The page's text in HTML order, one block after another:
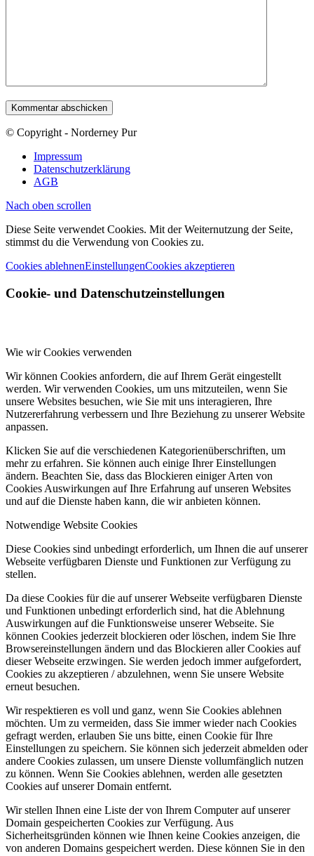
© Copyright - Norderney Pur
Impressum
Datenschutzerklärung
AGB
Nach oben scrollen
Diese Seite verwendet Cookies. Mit der Weiternutzung der Seite,
stimmst du die Verwendung von Cookies zu.
Cookies ablehnenEinstellungenCookies akzeptieren
Cookie- und Datenschutzeinstellungen
Wie wir Cookies verwenden
Wir können Cookies anfordern, die auf Ihrem Gerät eingestellt
werden. Wir verwenden Cookies, um uns mitzuteilen, wenn Sie
unsere Websites besuchen, wie Sie mit uns interagieren, Ihre
Nutzererfahrung verbessern und Ihre Beziehung zu unserer Website
anpassen.
Klicken Sie auf die verschiedenen Kategorienüberschriften, um
mehr zu erfahren. Sie können auch einige Ihrer Einstellungen
ändern. Beachten Sie, dass das Blockieren einiger Arten von
Cookies Auswirkungen auf Ihre Erfahrung auf unseren Websites
und auf die Dienste haben kann, die wir anbieten können.
Notwendige Website Cookies
Diese Cookies sind unbedingt erforderlich, um Ihnen die auf unserer
Webseite verfügbaren Dienste und Funktionen zur Verfügung zu
stellen.
Da diese Cookies für die auf unserer Webseite verfügbaren Dienste
und Funktionen unbedingt erforderlich sind, hat die Ablehnung
Auswirkungen auf die Funktionsweise unserer Webseite. Sie
können Cookies jederzeit blockieren oder löschen, indem Sie Ihre
Browsereinstellungen ändern und das Blockieren aller Cookies auf
dieser Webseite erzwingen. Sie werden jedoch immer aufgefordert,
Cookies zu akzeptieren / abzulehnen, wenn Sie unsere Website
erneut besuchen.
Wir respektieren es voll und ganz, wenn Sie Cookies ablehnen
möchten. Um zu vermeiden, dass Sie immer wieder nach Cookies
gefragt werden, erlauben Sie uns bitte, einen Cookie für Ihre
Einstellungen zu speichern. Sie können sich jederzeit abmelden oder
andere Cookies zulassen, um unsere Dienste vollumfänglich nutzen
zu können. Wenn Sie Cookies ablehnen, werden alle gesetzten
Cookies auf unserer Domain entfernt.
Wir stellen Ihnen eine Liste der von Ihrem Computer auf unserer
Domain gespeicherten Cookies zur Verfügung. Aus
Sicherheitsgründen können wie Ihnen keine Cookies anzeigen, die
von anderen Domains gespeichert werden. Diese können Sie in den